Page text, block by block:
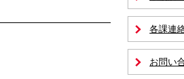
各課連
お問い